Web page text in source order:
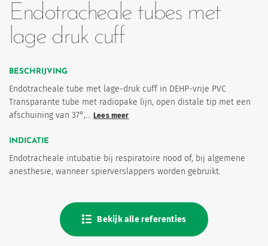
Endotracheale tubes met
lage druk cuff
BESCHRIJVING
Endotracheale tube met lage-druk cuff in DEHP-vrije PVC
Transparante tube met radiopake lijn, open distale tip met een
afschuining van 37°,… Lees meer
INDICATIE
Endotracheale intubatie bij respiratoire nood of, bij algemene
anesthesie, wanneer spierverslappers worden gebruikt.
Bekijk alle referenties